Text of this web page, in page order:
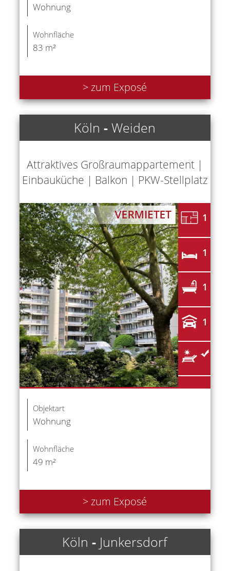
Wohnung
Wohnfläche
83 m²
> zum Exposé
Köln -Weiden
Attraktives Großraumappartement |
Einbauküche | Balkon | PKW-Stellplatz
1
1
1
1
Objektart
Wohnung
Wohnfläche
49 m²
> zum Exposé
Köln - Junkersdorf